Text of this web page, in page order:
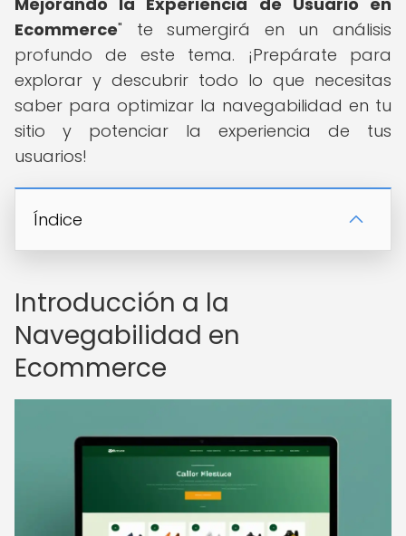
Ecommerce" te sumergirá en un análisis
profundo de este tema. ¡Prepárate para
explorar y descubrir todo lo que necesitas
saber para optimizar la navegabilidad en tu
sitio y potenciar la experiencia de tus
usuarios!
Índice
Introducción a la
Navegabilidad en
Ecommerce